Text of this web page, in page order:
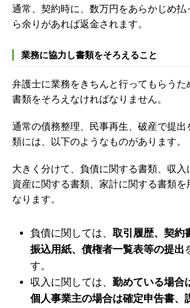
通常、契約時に、数万円をあらかじめ払
ら余りがあれば返金されます。
業務に協力し書類をそろえること
弁護士に業務をきちんと行ってもらうた
書類をそろえなければなりません。
通常の債務整理、民事再生、破産で提出
類には、以下のようなものがあります。
大きく分けて、負債に関する書類、収入
資産に関する書類、家計に関する書類を
なります。
負債に関しては、 取引履歴、契約
振込用紙、債権者一覧表等の提出
す。
収入に関しては、 勤めている場合
個人事業主の場合は確定申告書、